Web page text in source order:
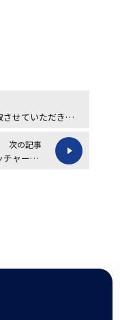
ハイゴールドの軟式グローブを買取させていただきました！
次の記事
【買取金額 7,000円】SSKオーダー軟式キャッチャーミットの買取実績